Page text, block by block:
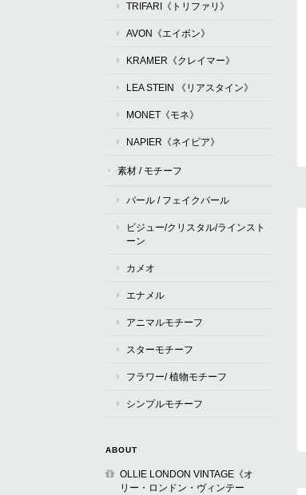
TRIFARI《トリファリ》
AVON《エイボン》
KRAMER《クレイマー》
LEA STEIN 《リアスタイン》
MONET《モネ》
NAPIER《ネイピア》
素材 / モチーフ
パール / フェイクパール
ビジュー/クリスタル/ラインスト
ーン
カメオ
エナメル
アニマルモチーフ
スターモチーフ
フラワー/ 植物モチーフ
シンプルモチーフ
ABOUT
OLLIE LONDON VINTAGE《オ
リー・ロンドン・ヴィンテー